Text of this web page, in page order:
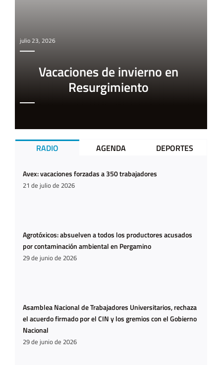
julio 23, 2026
Vacaciones de invierno en
Resurgimiento
RADIO AGENDA DEPORTES
Avex: vacaciones forzadas a 350 trabajadores
21 de julio de 2026
Agrotóxicos: absuelven a todos los productores acusados
por contaminación ambiental en Pergamino
29 de junio de 2026
Asamblea Nacional de Trabajadores Universitarios, rechaza
el acuerdo firmado por el CIN y los gremios con el Gobierno
Nacional
29 de junio de 2026